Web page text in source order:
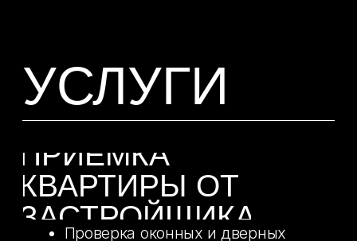
наличие отклонений от СНиП и
СП
Составление дефектной